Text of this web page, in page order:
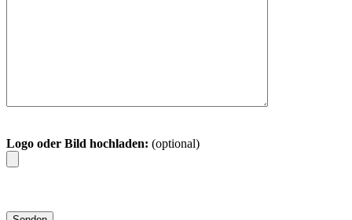
Logo oder Bild hochladen: (optional)